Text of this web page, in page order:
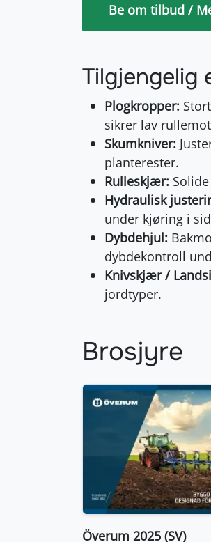
Be om tilbud /
Tilgjengelig
Plogkropper:
sikrer lav
Skumkniver:
planterester.
Rulleskjær:
Hydraulisk
under kjøring i
Dybdehjul:
dybdekontroll
Knivskjær /
jordtyper.
Brosjyre
Överum 2025 (SV)